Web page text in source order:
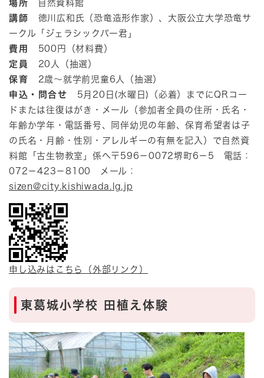
場所 自然資料館
講師 徳川広和氏（恐竜造形作家）、大阪公立大学恐竜サ
ークル「ジェラシックパー君」
費用 500円（材料費）
定員 20人（抽選）
保育 2歳～就学前児童6人（抽選）
申込・問合せ 5月20日(水曜日)（必着）までにQRコー
ドまたは往復はがき・メール（参加者全員の住所・氏名・
年齢か学年・電話番号、同伴幼児の年齢、保育希望者は子
の氏名・月齢・性別・アレルギーの有無を記入）で自然資
料館「古生物教室」係へ〒596－0072堺町6－5 電話：
072－423－8100 メール：
sizen@city.kishiwada.lg.jp
申し込みはこちら（外部リンク）
東葛城小学校 田植え体験